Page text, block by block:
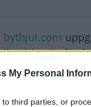
My Personal
third parties, or
bythjul.com
idag än för
svarade att